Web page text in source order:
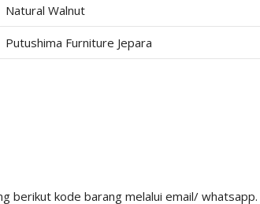
Natural Walnut
Putushima Furniture Jepara
berikut kode barang melalui email/ whatsapp.